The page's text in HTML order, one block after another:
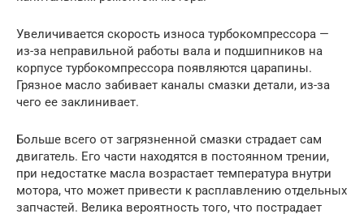
Увеличивается скорость износа турбокомпрессора —
из-за неправильной работы вала и подшипников на
корпусе турбокомпрессора появляются царапины.
Грязное масло забивает каналы смазки детали, из-за
чего ее заклинивает.
Больше всего от загрязненной смазки страдает сам
двигатель. Его части находятся в постоянном трении,
при недостатке масла возрастает температура внутри
мотора, что может привести к расплавлению отдельных
запчастей. Велика вероятность того, что пострадает